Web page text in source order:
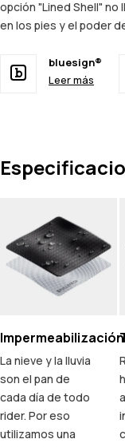
opción "Lined Shell" no
en los pies y el poder
bluesign®
Leer más
Impermeabilización
La nieve y la lluvia
son el pan de
cada día de todo
rider. Por eso
utilizamos una